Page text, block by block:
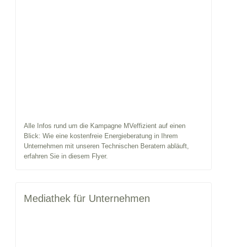
Alle Infos rund um die Kampagne MVeffizient auf einen
Blick: Wie eine kostenfreie Energieberatung in Ihrem
Unternehmen mit unseren Technischen Beratern abläuft,
erfahren Sie in diesem Flyer.
Mediathek für Unternehmen